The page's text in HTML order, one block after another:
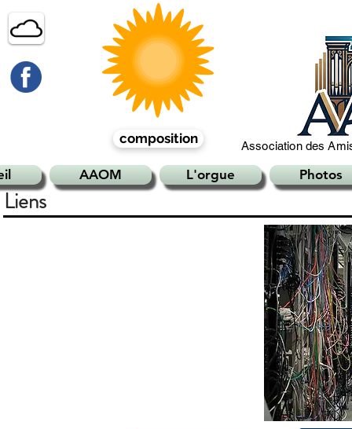
composition Association des
AAOM L'orgue Photos
Liens